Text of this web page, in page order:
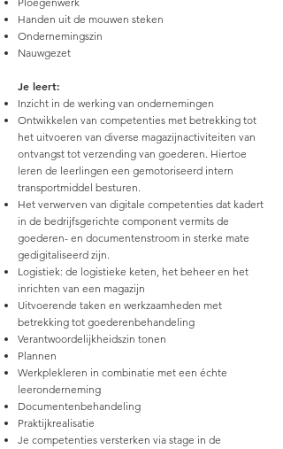
Handen uit de mouwen steken
Ondernemingszin
Nauwgezet
Je leert:
Inzicht in de werking van ondernemingen
Ontwikkelen van competenties met betrekking tot
het uitvoeren van diverse magazijnactiviteiten van
ontvangst tot verzending van goederen. Hiertoe
leren de leerlingen een gemotoriseerd intern
transportmiddel besturen.
Het verwerven van digitale competenties dat kadert
in de bedrijfsgerichte component vermits de
goederen- en documentenstroom in sterke mate
gedigitaliseerd zijn.
Logistiek: de logistieke keten, het beheer en het
inrichten van een magazijn
Uitvoerende taken en werkzaamheden met
betrekking tot goederenbehandeling
Verantwoordelijkheidszin tonen
Plannen
Werkplekleren in combinatie met een échte
leeronderneming
Documentenbehandeling
Praktijkrealisatie
Je competenties versterken via stage in de